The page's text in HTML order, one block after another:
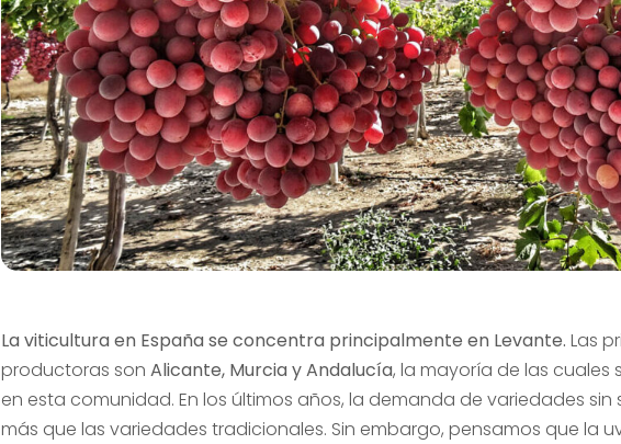
La viticultura en España se concentra principalmente en Levante. Las
productoras son Alicante, Murcia y Andalucía, la mayoría de las cuales
en esta comunidad. En los últimos años, la demanda de variedades
más que las variedades tradicionales. Sin embargo, pensamos que la